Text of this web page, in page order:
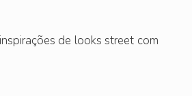
de looks street com